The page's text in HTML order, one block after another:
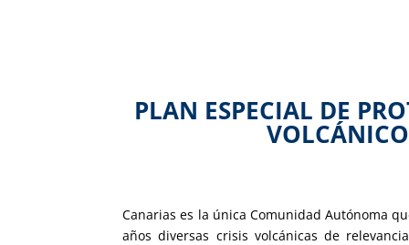
PLAN ESPECIAL DE
Canarias es la única Comunidad Autónoma
años diversas crisis volcánicas de